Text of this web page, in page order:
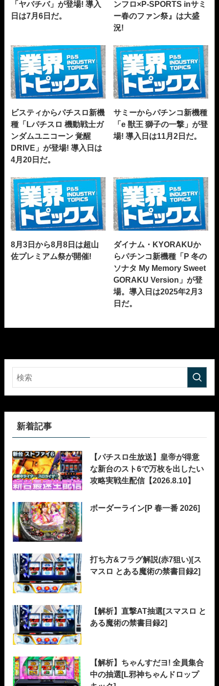
「ヤバチバ」が登場! 導入
日は7月6日だ。
ンフロ×P-SPORTS inサミ
ー春のファン祭』は大盛
況!
ビスティからパチスロ新機
種「Lパチスロ 機動戦士ガ
ンダムユニコーン 覚醒
DRIVE」が登場! 導入日は
4月20日だ。
サミーからパチンコ新機種
「e 獣王 獅子の一撃」が登
場! 導入日は11月2日だ。
8月3日から8月8日は超山
佐プレミアム祭が開催!
ダイナム・KYORAKUか
らパチンコ新機種「P 冬の
ソナタ My Memory Sweet
GORAKU Version」が登
場。導入日は2025年2月3
日だ。
新着記事
【パチスロ生放送】皇帝が得意
な新台のスト6で万枚を出したい
攻略実戦生配信【2026.8.10】
ボーダーライン[P 春一番 2026]
打ち方&フラグ解説(赤7狙い)[ス
マスロ とある魔術の禁書目録2]
【解析】直撃AT抽選[スマスロ と
ある魔術の禁書目録2]
【解析】ちゃんすだヨ! 全員集合
中の抽選[L邪神ちゃんドロップ